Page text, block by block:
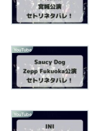
YouTube
YouTube